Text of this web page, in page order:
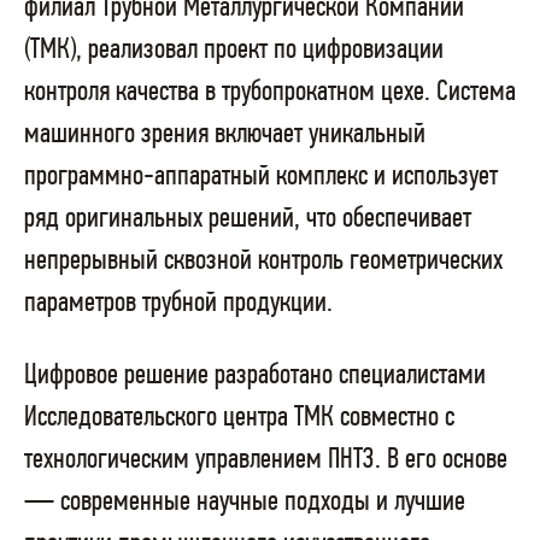
филиал Трубной Металлургической Компании
(ТМК), реализовал проект по цифровизации
контроля качества в трубопрокатном цехе. Система
машинного зрения включает уникальный
программно-аппаратный комплекс и использует
ряд оригинальных решений, что обеспечивает
непрерывный сквозной контроль геометрических
параметров трубной продукции.
Цифровое решение разработано специалистами
Исследовательского центра ТМК совместно с
технологическим управлением ПНТЗ. В его основе
— современные научные подходы и лучшие